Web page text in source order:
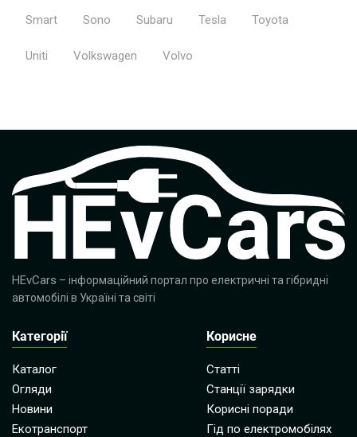
Smart Sono Subaru Tesla Toyota
Uniti Volkswagen Volvo
HEvCars – інформаційний портал про електричні та гібридні
автомобілі в Україні та світі
Категорії
Каталог
Огляди
Новини
Екотранспорт
Корисне
Статті
Станції зарядки
Корисні поради
Гід по електромобілях